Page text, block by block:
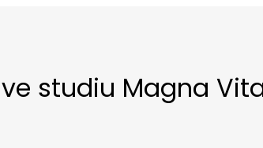
studiu Magna